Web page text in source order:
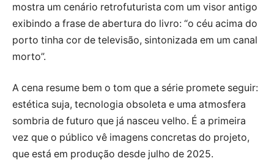
mostra um cenário retrofuturista com um visor antigo
exibindo a frase de abertura do livro: “o céu acima do
porto tinha cor de televisão, sintonizada em um canal
morto”.
A cena resume bem o tom que a série promete seguir:
estética suja, tecnologia obsoleta e uma atmosfera
sombria de futuro que já nasceu velho. É a primeira
vez que o público vê imagens concretas do projeto,
que está em produção desde julho de 2025.